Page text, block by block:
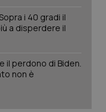
i 40 gradi il
a disperdere il
il perdono di Biden.
non è